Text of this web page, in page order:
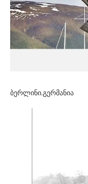
ბერლინი.გერმანია